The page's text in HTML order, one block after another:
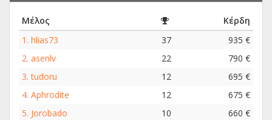
Μέλος
Κέρδη
1. hlias73 37
935 €
2. asenlv 22
790 €
3.tudoru 12
695 €
4. Aphrodite 12
675 €
5. Jorobado 10
660 €